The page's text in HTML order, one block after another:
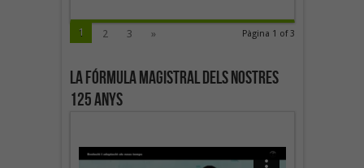
Pàgina 1 of 3
1 2 3 »
La fórmula magistral dels nostres
125 anys